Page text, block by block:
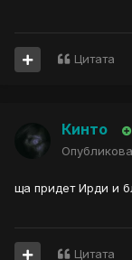
Цитата
Кинто
ща придет Ирди и
Цитата